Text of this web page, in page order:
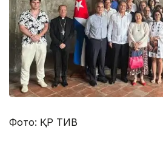
Фото: ҚР ТИВ